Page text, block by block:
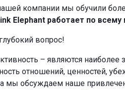
компании мы обучили
Elephant работает по
вопрос!
– являются наиболее
отношений, ценностей,
мы обсуждаем наше